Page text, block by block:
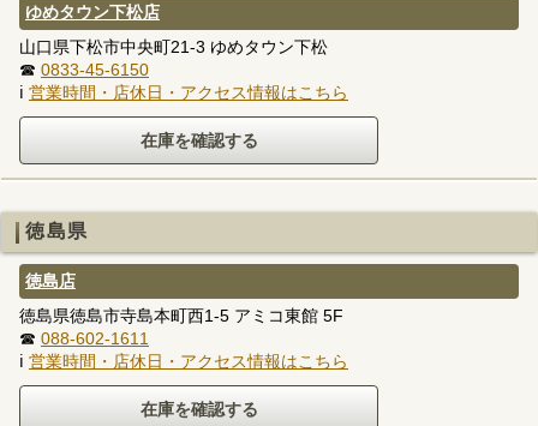
ゆめタウン下松店
山口県下松市中央町21-3 ゆめタウン下松
☎ 0833-45-6150
ℹ 営業時間・店休日・アクセス情報はこちら
徳島県
徳島店
徳島県徳島市寺島本町西1-5 アミコ東館 5F
☎ 088-602-1611
ℹ 営業時間・店休日・アクセス情報はこちら